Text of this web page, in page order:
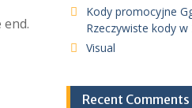
Kody promocyjne
Rzeczywiste kody w
Visual
Recent Comments